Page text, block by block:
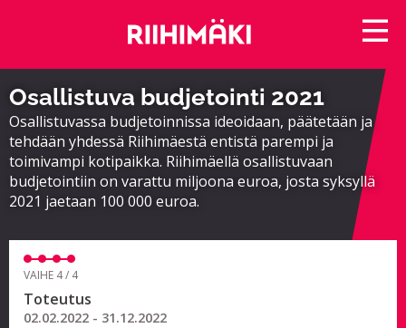
Osallistuva budjetointi 2021
Osallistuvassa budjetoinnissa ideoidaan, päätetään ja
tehdään yhdessä Riihimäestä entistä parempi ja
toimivampi kotipaikka. Riihimäellä osallistuvaan
budjetointiin on varattu miljoona euroa, josta syksyllä
2021 jaetaan 100 000 euroa.
VAIHE 4 / 4
Toteutus
02.02.2022 - 31.12.2022